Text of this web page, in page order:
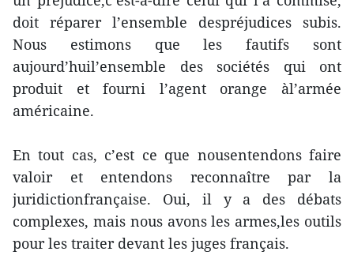
doit réparer l’ensemble despréjudices subis.
Nous estimons que les fautifs sont
aujourd’huil’ensemble des sociétés qui ont
produit et fourni l’agent orange àl’armée
américaine.
En tout cas, c’est ce que nousentendons faire
valoir et entendons reconnaître par la
juridictionfrançaise. Oui, il y a des débats
complexes, mais nous avons les armes,les outils
pour les traiter devant les juges français.